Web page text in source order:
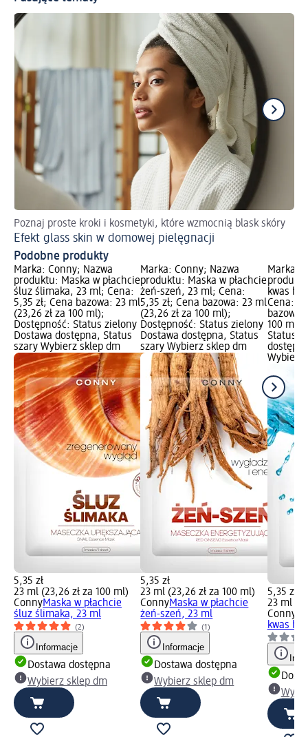
Poznaj proste kroki i kosmetyki, które wzmocnią blask skóry
Efekt glass skin w domowej pielęgnacji
Podobne produkty
Marka: Conny; Nazwa
produktu: Maska w płachcie
śluz ślimaka, 23 ml; Cena:
5,35 zł; Cena bazowa: 23 ml
(23,26 zł za 100 ml);
Dostępność: Status zielony
Dostawa dostępna, Status
szary Wybierz sklep dm
5,35 zł
23 ml (23,26 zł za 100 ml)
ConnyMaska w płachcie
śluz ślimaka, 23 ml
(2)
Informacje
Dostawa dostępna
Wybierz sklep dm
Marka: Conny; Nazwa
produktu: Maska w płachcie
żeń-szeń, 23 ml; Cena:
5,35 zł; Cena bazowa: 23 ml
(23,26 zł za 100 ml);
Dostępność: Status zielony
Dostawa dostępna, Status
szary Wybierz sklep dm
5,35 zł
23 ml (23,26 zł za 100 ml)
ConnyMaska w płachcie
żeń-szeń, 23 ml
(1)
Informacje
Dostawa dostępna
Wybierz sklep dm
Marka:
kwas
Cena:
bazowa:
100 ml);
Status
Wybierz
5,35 zł
23 ml
Conny
kwas